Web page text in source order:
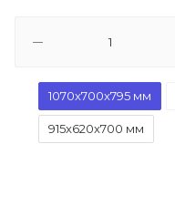
1070x700x795 мм
915x620x700 мм